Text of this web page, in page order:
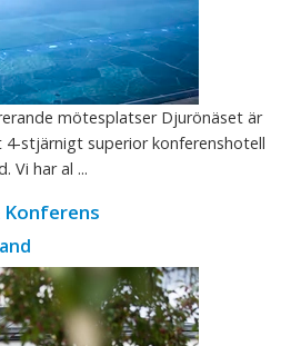
mötesplatser Djurönäset är
stjärnigt superior konferenshotell
Vi har al ...